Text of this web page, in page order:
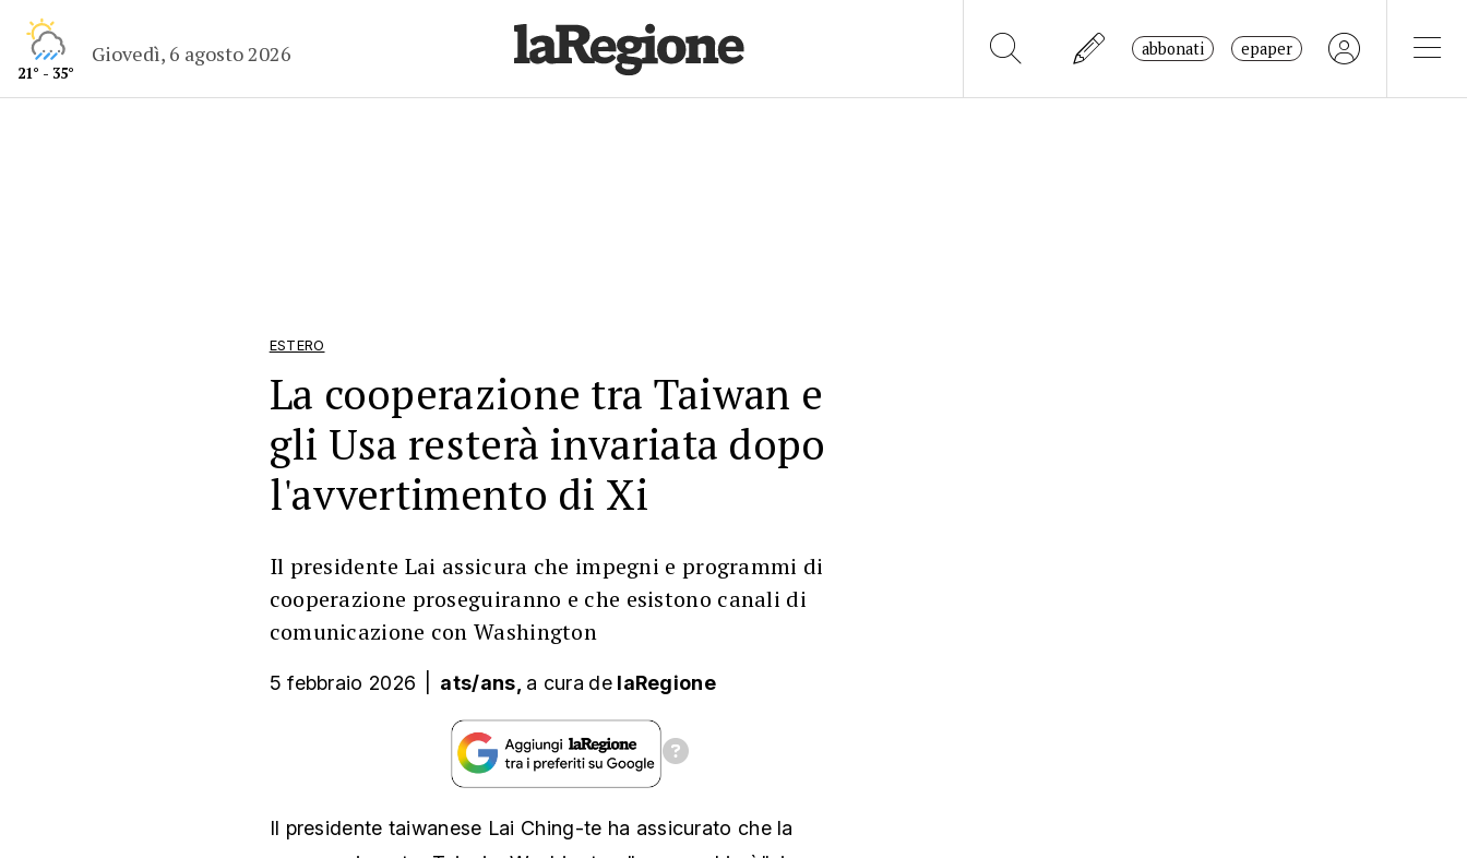
21° - 35°
Giovedì, 6 agosto 2026 abbonati epaper
ESTERO
La cooperazione tra Taiwan e
gli Usa resterà invariata dopo
l'avvertimento di Xi
Il presidente Lai assicura che impegni e programmi di
cooperazione proseguiranno e che esistono canali di
comunicazione con Washington
5 febbraio 2026 ats/ans, a cura de laRegione
Il presidente taiwanese Lai Ching-te ha assicurato che la